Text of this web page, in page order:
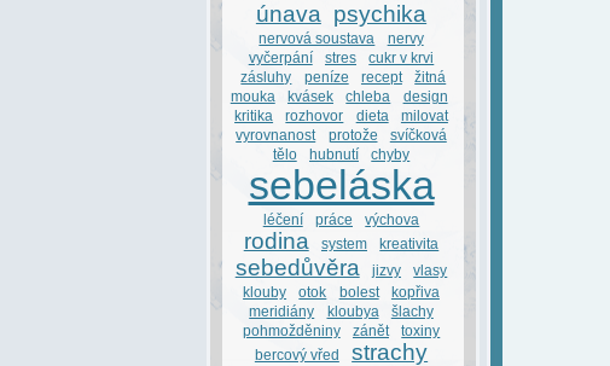
únava psychika
nervová soustava
nervy
vyčerpání
stres
cukr v krvi
zásluhy
peníze recept
žitná
mouka
kvásek chleba
design
kritika
rozhovor dieta
milovat
vyrovnanost
protože
svíčková
tělo
hubnutí chyby
sebeláska
léčení práce výchova
rodina system kreativita
sebedůvěra jizvy
vlasy
klouby
otok bolest
kopřiva
meridiány
kloubya
šlachy
pohmožděniny
zánět
toxiny
bercový vřed
strachy